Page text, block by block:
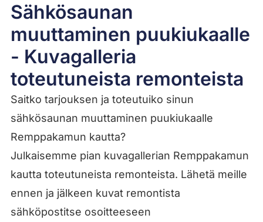
Sähkösaunan
muuttaminen puukiukaalle
- Kuvagalleria
toteutuneista remonteista
Saitko tarjouksen ja toteutuiko sinun
sähkösaunan muuttaminen puukiukaalle
Remppakamun kautta?
Julkaisemme pian kuvagallerian Remppakamun
kautta toteutuneista remonteista. Lähetä meille
ennen ja jälkeen kuvat remontista
sähköpostitse osoitteeseen